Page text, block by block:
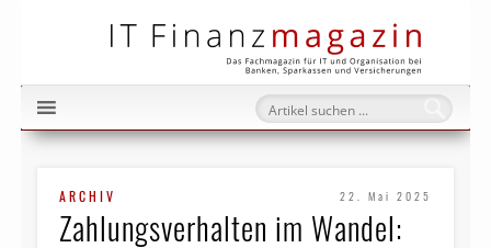
ARCHIV 22. Mai 2025
Zahlungsverhalten im Wandel: